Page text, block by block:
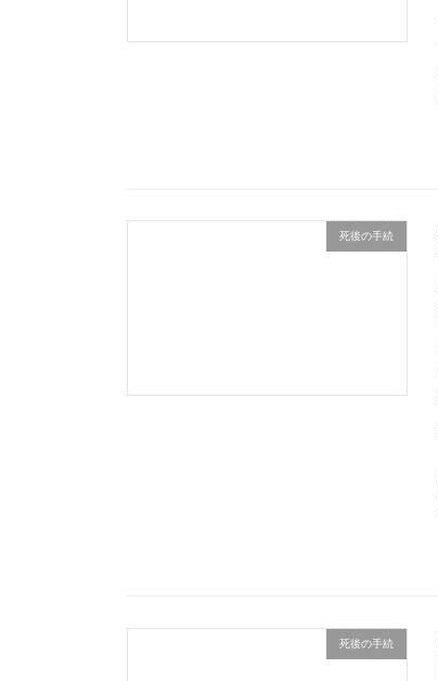
死後の手続
死後の手続